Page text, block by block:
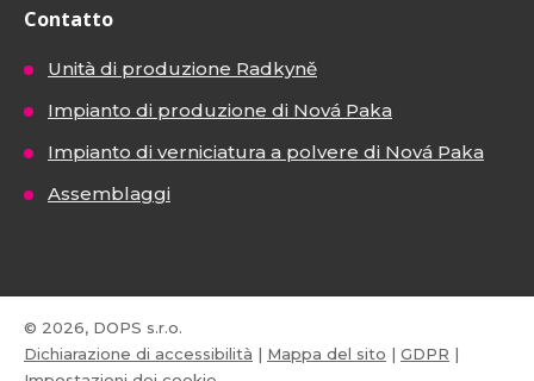
Contatto
Unità di produzione Radkyně
Impianto di produzione di Nová Paka
Impianto di verniciatura a polvere di Nová Paka
Assemblaggi
© 2026, DOPS s.r.o.
Dichiarazione di accessibilità | Mappa del sito | GDPR |